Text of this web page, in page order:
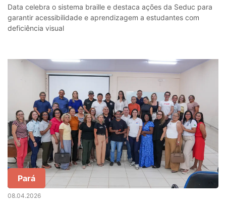
Data celebra o sistema braille e destaca ações da Seduc para
garantir acessibilidade e aprendizagem a estudantes com
deficiência visual
Pará
08.04.2026